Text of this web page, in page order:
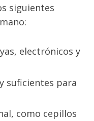
siguientes
electrónicos y
suficientes para
como cepillos